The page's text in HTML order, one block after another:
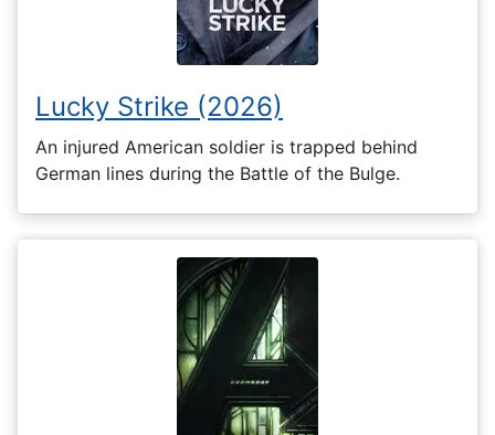
Lucky Strike (2026)
An injured American soldier is trapped behind
German lines during the Battle of the Bulge.